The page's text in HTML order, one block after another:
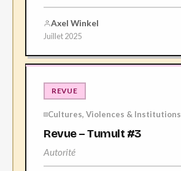
Axel Winkel
Juillet 2025
REVUE
Cultures, Violences & Institutions
Revue – Tumult #3
Autorité